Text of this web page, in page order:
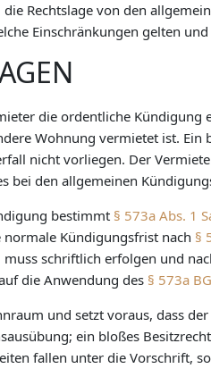
Rechtslage von den
Einschränkungen gelten
die ordentliche Kündigung
Wohnung vermietet ist.
nicht vorliegen. Der
bei den allgemeinen
bestimmt § 573a Abs. 1
normale Kündigungsfrist nach §
schriftlich erfolgen und
die Anwendung des § 573a
und setzt voraus, dass
ein bloßes
fallen unter die Vorschrift,